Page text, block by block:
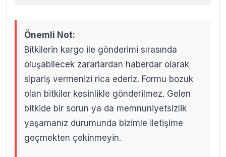
Önemli Not:
Bitkilerin kargo ile gönderimi sırasında
oluşabilecek zararlardan haberdar olarak
sipariş vermenizi rica ederiz. Formu bozuk
olan bitkiler kesinlikle gönderilmez. Gelen
bitkide bir sorun ya da memnuniyetsizlik
yaşamanız durumunda bizimle iletişime
geçmekten çekinmeyin.